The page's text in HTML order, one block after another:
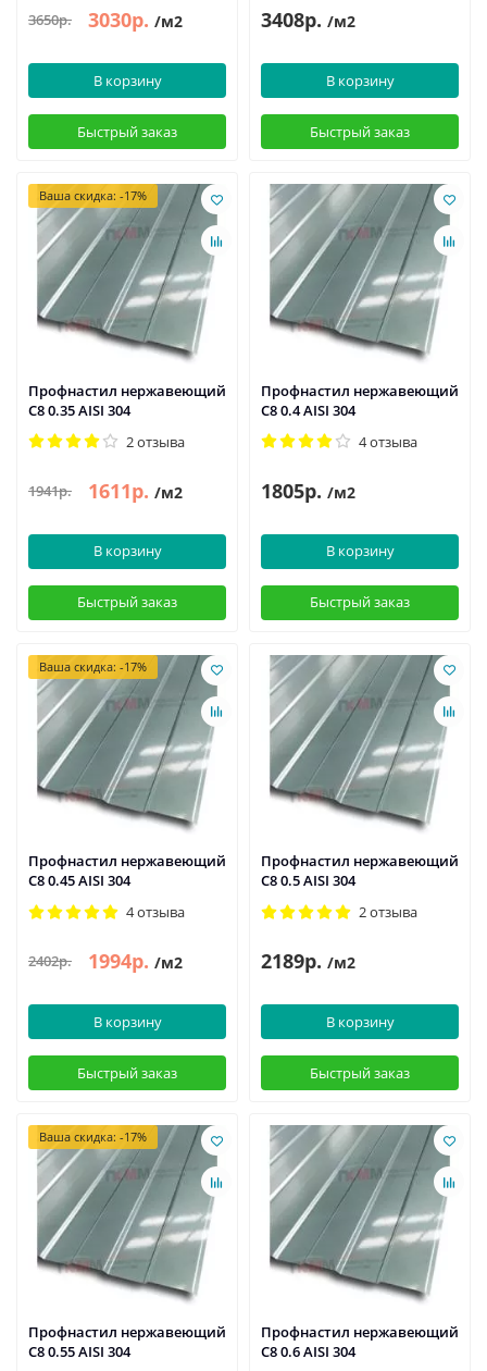
3650р. 3030р. /м2
В корзину
Быстрый заказ
3408р. /м2
В корзину
Быстрый заказ
Ваша скидка: -17%
Профнастил нержавеющий
С8 0.35 AISI 304
2 отзыва
1941р. 1611р. /м2
В корзину
Быстрый заказ
Профнастил нержавеющий
С8 0.4 AISI 304
4 отзыва
1805р. /м2
В корзину
Быстрый заказ
Ваша скидка: -17%
Профнастил нержавеющий
С8 0.45 AISI 304
4 отзыва
2402р. 1994р. /м2
В корзину
Быстрый заказ
Профнастил нержавеющий
С8 0.5 AISI 304
2 отзыва
2189р. /м2
В корзину
Быстрый заказ
Ваша скидка: -17%
Профнастил нержавеющий
С8 0.55 AISI 304
Профнастил нержавеющий
С8 0.6 AISI 304